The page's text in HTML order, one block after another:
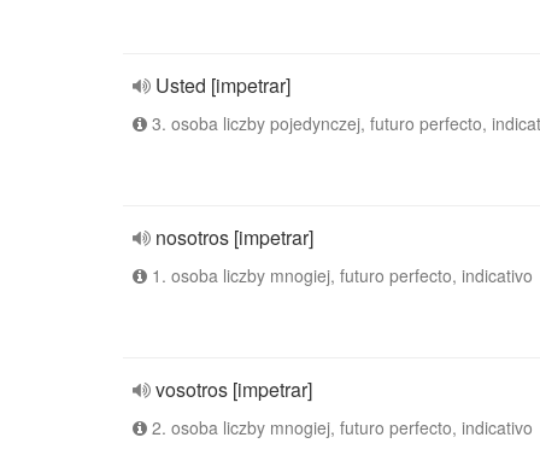
Usted [impetrar]
3. osoba liczby pojedynczej, futuro perfecto,
nosotros [impetrar]
1. osoba liczby mnogiej, futuro perfecto, indicativo
vosotros [impetrar]
2. osoba liczby mnogiej, futuro perfecto, indicativo